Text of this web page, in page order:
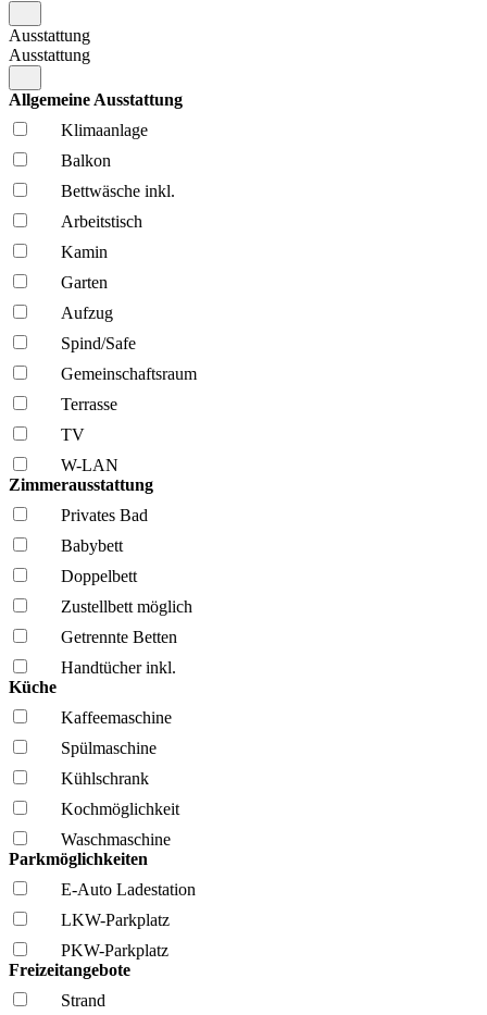
Ausstattung
Ausstattung
Allgemeine Ausstattung
Klima­anlage
Balkon
Bettwäsche inkl.
Arbeitstisch
Kamin
Garten
Aufzug
Spind/Safe
Gemeinschafts­raum
Terrasse
TV
W-LAN
Zimmerausstattung
Privates Bad
Babybett
Doppelbett
Zustellbett möglich
Getrennte Betten
Handtücher inkl.
Küche
Kaffee­maschine
Spül­maschine
Kühl­schrank
Kochmöglich­keit
Wasch­maschine
Parkmöglichkeiten
E-Auto Ladestation
LKW-Parkplatz
PKW-Parkplatz
Freizeitangebote
Strand